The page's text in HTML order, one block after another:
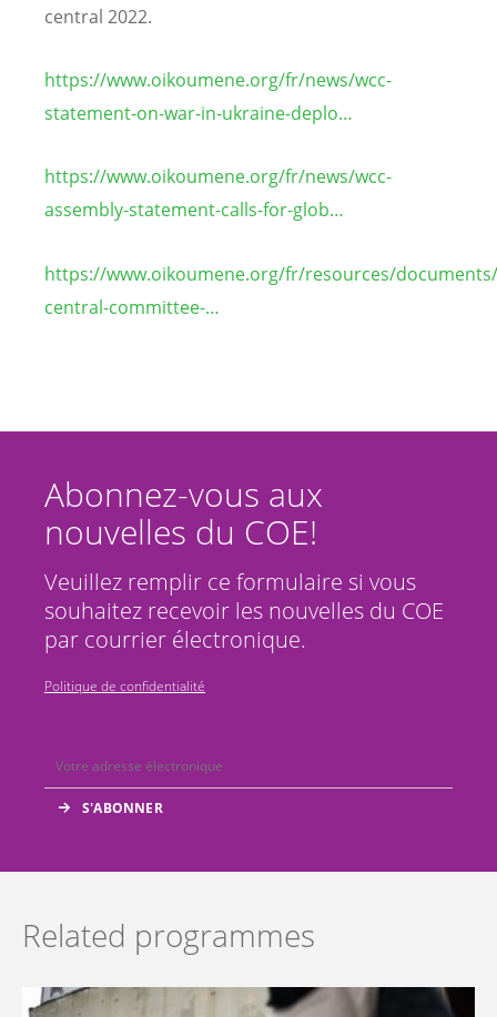
central 2022.
https://www.oikoumene.org/fr/news/wcc-
statement-on-war-in-ukraine-deplo…
https://www.oikoumene.org/fr/news/wcc-
assembly-statement-calls-for-glob…
https://www.oikoumene.org/fr/resources/
central-committee-…
Abonnez-vous aux
nouvelles du COE!
Veuillez remplir ce formulaire si vous
souhaitez recevoir les nouvelles du COE
par courrier électronique.
Politique de confidentialité
Related programmes